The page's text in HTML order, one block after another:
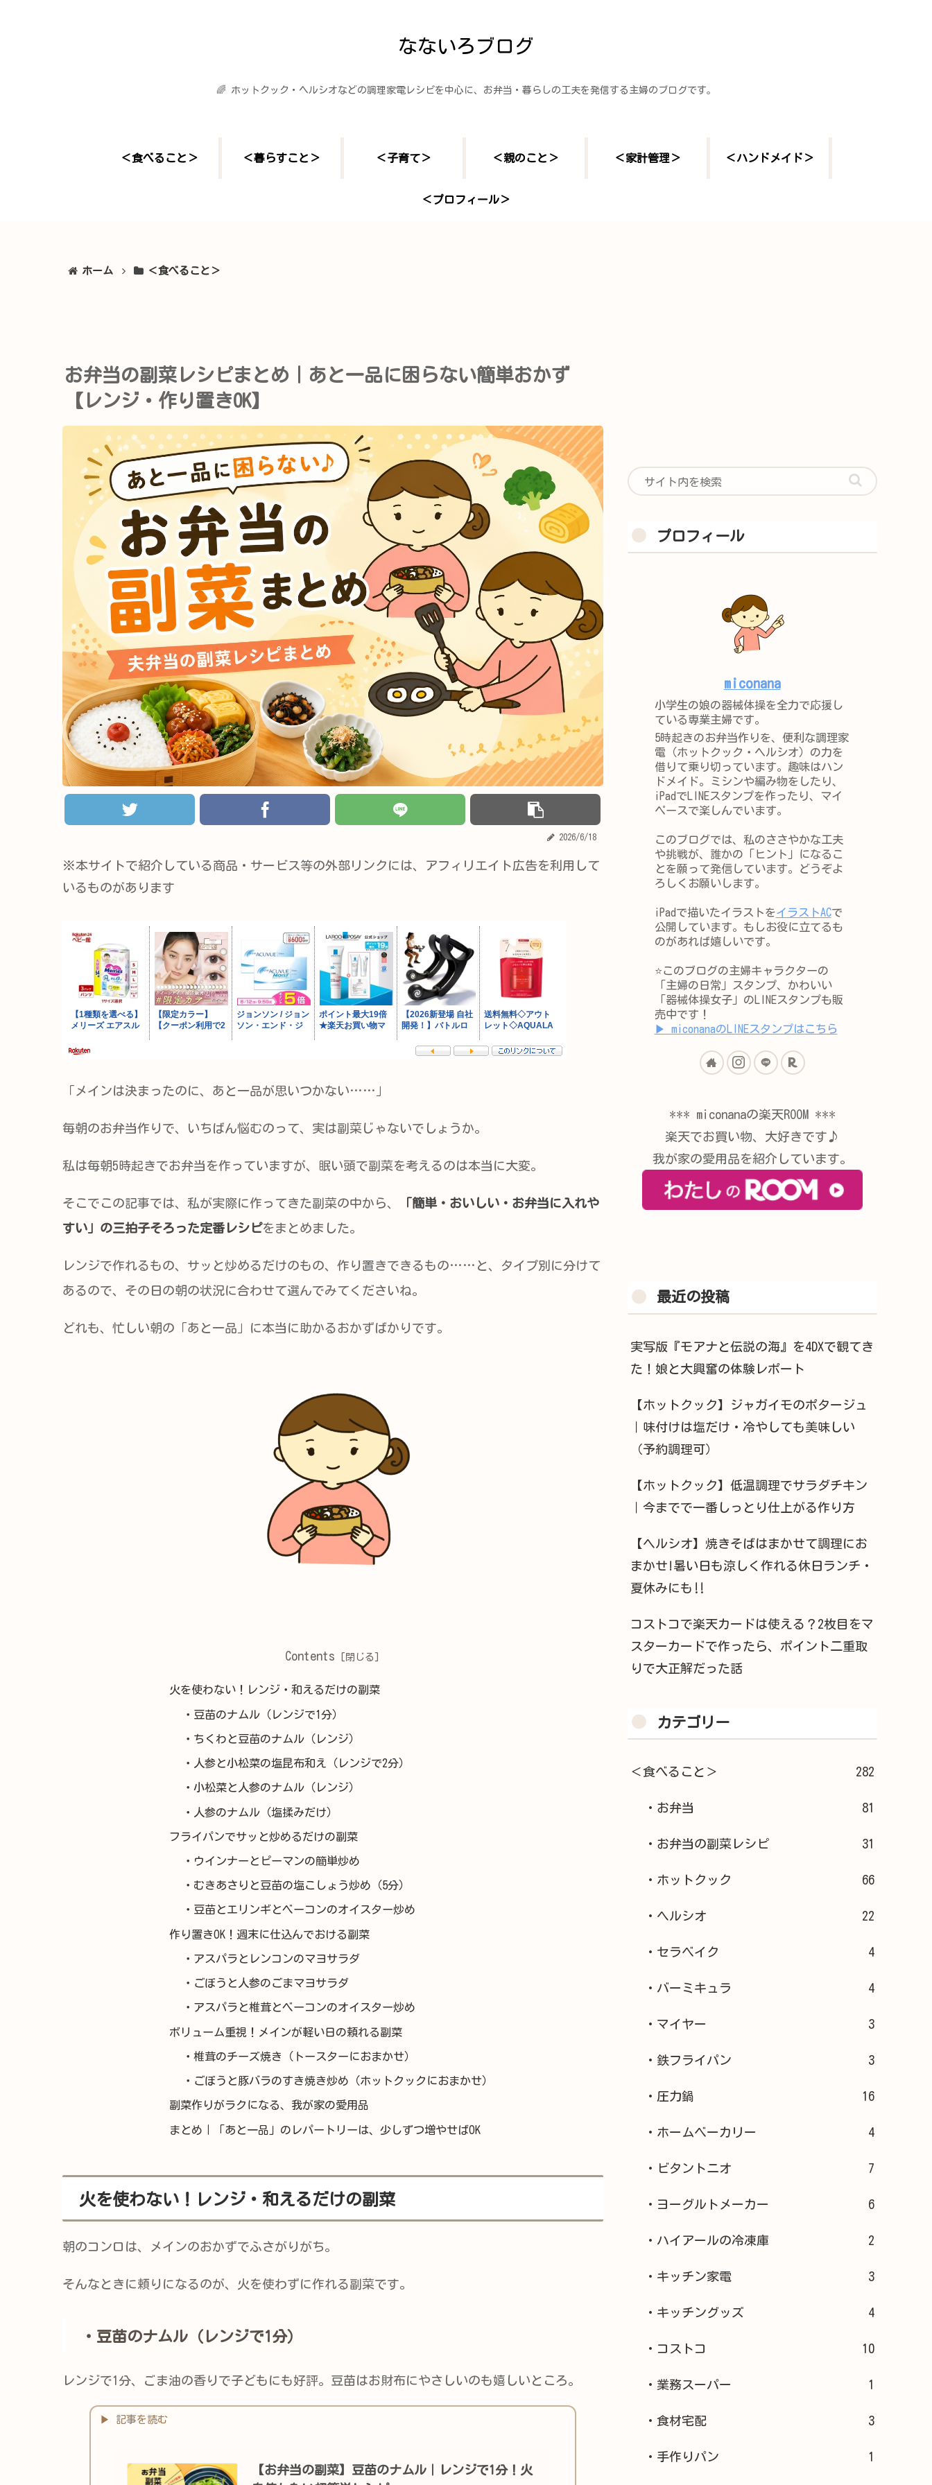
なないろブログ
🌈 ホットクック・ヘルシオなどの調理家電レシピを中心に、お弁当・暮らしの工夫を発信する主婦のブログです。
＜食べること＞ ＜暮らすこと＞ ＜子育て＞ ＜親のこと＞ ＜家計管理＞ ＜ハンドメイド＞
＜プロフィール＞
ホーム ＜食べること＞
お弁当の副菜レシピまとめ｜あと一品に困らない簡単おかず
【レンジ・作り置きOK】
2026/6/18
※本サイトで紹介している商品・サービス等の外部リンクには、アフィリエイト広告を利用して
いるものがあります
「メインは決まったのに、あと一品が思いつかない……」
毎朝のお弁当作りで、いちばん悩むのって、実は副菜じゃないでしょうか。
私は毎朝5時起きでお弁当を作っていますが、眠い頭で副菜を考えるのは本当に大変。
そこでこの記事では、私が実際に作ってきた副菜の中から、
「簡単・おいしい・お弁当に入れや
すい」の三拍子そろった定番レシピをまとめました。
レンジで作れるもの、サッと炒めるだけのもの、作り置きできるもの……と、タイプ別に分けて
あるので、その日の朝の状況に合わせて選んでみてくださいね。
どれも、忙しい朝の「あと一品」に本当に助かるおかずばかりです。
Contents
火を使わない！レンジ・和えるだけの副菜
・豆苗のナムル（レンジで1分）
・ちくわと豆苗のナムル（レンジ）
・人参と小松菜の塩昆布和え（レンジで2分）
・小松菜と人参のナムル（レンジ）
・人参のナムル（塩揉みだけ）
フライパンでサッと炒めるだけの副菜
・ウインナーとピーマンの簡単炒め
・むきあさりと豆苗の塩こしょう炒め（5分）
・豆苗とエリンギとベーコンのオイスター炒め
作り置きOK！週末に仕込んでおける副菜
・アスパラとレンコンのマヨサラダ
・ごぼうと人参のごまマヨサラダ
・アスパラと椎茸とベーコンのオイスター炒め
ボリューム重視！メインが軽い日の頼れる副菜
・椎茸のチーズ焼き（トースターにおまかせ）
・ごぼうと豚バラのすき焼き炒め（ホットクックにおまかせ）
副菜作りがラクになる、我が家の愛用品
まとめ｜「あと一品」のレパートリーは、少しずつ増やせばOK
火を使わない！レンジ・和えるだけの副菜
朝のコンロは、メインのおかずでふさがりがち。
そんなときに頼りになるのが、火を使わずに作れる副菜です。
・豆苗のナムル（レンジで1分）
レンジで1分、ごま油の香りで子どもにも好評。豆苗はお財布にやさしいのも嬉しいところ。
【お弁当の副菜】豆苗のナムル｜レンジで1分！火
プロフィール
miconana
小学生の娘の器械体操を全力で応援し
ている専業主婦です。
5時起きのお弁当作りを、便利な調理家
電（ホットクック・ヘルシオ）の力を
借りて乗り切っています。趣味はハン
ドメイド。ミシンや編み物をしたり、
iPadでLINEスタンプを作ったり、マイ
ペースで楽しんでいます。
このブログでは、私のささやかな工夫
や挑戦が、誰かの「ヒント」になるこ
とを願って発信しています。どうぞよ
ろしくお願いします。
iPadで描いたイラストをイラストACで
公開しています。もしお役に立てるも
のがあれば嬉しいです。
⭐️このブログの主婦キャラクターの
「主婦の日常」スタンプ、かわいい
「器械体操女子」のLINEスタンプも販
売中です！
▶︎ miconanaのLINEスタンプはこちら
*** miconanaの楽天ROOM ***
楽天でお買い物、大好きです♪
我が家の愛用品を紹介しています。
最近の投稿
実写版『モアナと伝説の海』を4DXで観てき
た！娘と大興奮の体験レポート
【ホットクック】ジャガイモのポタージュ
｜味付けは塩だけ・冷やしても美味しい
（予約調理可）
【ホットクック】低温調理でサラダチキン
｜今までで一番しっとり仕上がる作り方
【ヘルシオ】焼きそばはまかせて調理にお
まかせ!暑い日も涼しく作れる休日ランチ・
夏休みにも‼︎
コストコで楽天カードは使える？2枚目をマ
スターカードで作ったら、ポイント二重取
りで大正解だった話
カテゴリー
＜食べること＞ 282
・お弁当 81
・お弁当の副菜レシピ 31
・ホットクック 66
・ヘルシオ 22
・セラベイク 4
・バーミキュラ 4
・マイヤー 3
・鉄フライパン 3
・圧力鍋 16
・ホームベーカリー 4
・ビタントニオ 7
・ヨーグルトメーカー 6
・ハイアールの冷凍庫 2
・キッチン家電 3
・キッチングッズ 4
・コストコ 10
・業務スーパー 1
・食材宅配 3
・手作りパン 1